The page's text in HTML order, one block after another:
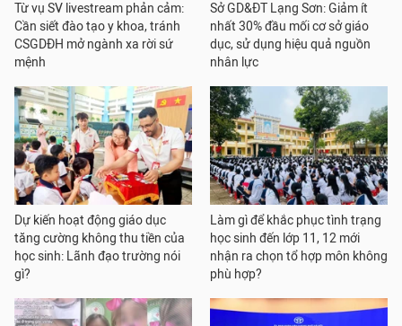
Từ vụ SV livestream phản cảm:
Cần siết đào tạo y khoa, tránh
CSGDĐH mở ngành xa rời sứ
mệnh
Sở GD&ĐT Lạng Sơn: Giảm ít
nhất 30% đầu mối cơ sở giáo
dục, sử dụng hiệu quả nguồn
nhân lực
Dự kiến hoạt động giáo dục
tăng cường không thu tiền của
học sinh: Lãnh đạo trường nói
gì?
Làm gì để khắc phục tình trạng
học sinh đến lớp 11, 12 mới
nhận ra chọn tổ hợp môn không
phù hợp?